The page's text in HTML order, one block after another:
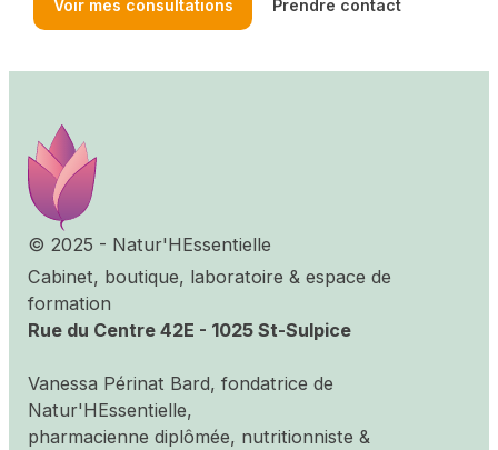
Voir mes consultations
© 2025 - Natur'HEssentielle
Cabinet, boutique, laboratoire & espace de
formation
Vanessa Périnat Bard, fondatrice de
Natur'HEssentielle,